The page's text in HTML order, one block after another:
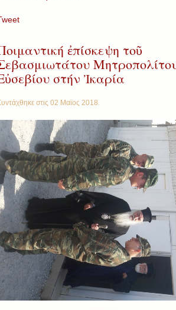
ἐπίσκεψη τοῦ
στήν Ἰκαρία
στις 02 Μαϊος 2018.